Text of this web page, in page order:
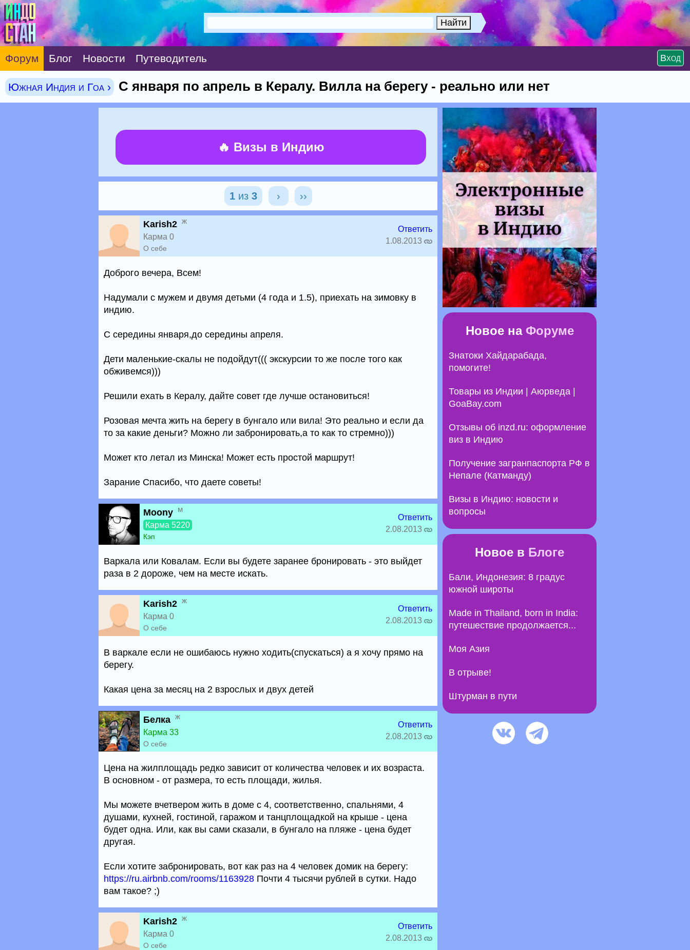
Форум Блог Новости Путеводитель Вход
Южная Индия и Гоа › С января по апрель в Кералу. Вилла на берегу - реально или нет
🔥 Визы в Индию
1из 3 › ››
Karish2 ж
Карма 0
О себе
Ответить
1.08.2013
Доброго вечера, Всем!
Надумали с мужем и двумя детьми (4 года и 1.5), приехать на зимовку в
индию.
С середины января,до середины апреля.
Дети маленькие-скалы не подойдут((( экскурсии то же после того как
обживемся)))
Решили ехать в Кералу, дайте совет где лучше остановиться!
Розовая мечта жить на берегу в бунгало или вила! Это реально и если да
то за какие деньги? Можно ли забронировать,а то как то стремно)))
Может кто летал из Минска! Может есть простой маршрут!
Зарание Спасибо, что даете советы!
Moony м
Карма 5220
Кэп
Ответить
2.08.2013
Варкала или Ковалам. Если вы будете заранее бронировать - это выйдет
раза в 2 дороже, чем на месте искать.
Karish2 ж
Карма 0
О себе
Ответить
2.08.2013
В варкале если не ошибаюсь нужно ходить(спускаться) а я хочу прямо на
берегу.
Какая цена за месяц на 2 взрослых и двух детей
Белка ж
Карма 33
О себе
Ответить
2.08.2013
Цена на жилплощадь редко зависит от количества человек и их возраста.
В основном - от размера, то есть площади, жилья.
Мы можете вчетвером жить в доме с 4, соответственно, спальнями, 4
душами, кухней, гостиной, гаражом и танцплощадкой на крыше - цена
будет одна. Или, как вы сами сказали, в бунгало на пляже - цена будет
другая.
Если хотите забронировать, вот как раз на 4 человек домик на берегу:
https://ru.airbnb.com/rooms/1163928 Почти 4 тысячи рублей в сутки. Надо
вам такое? ;)
Karish2 ж
Карма 0
О себе
Ответить
2.08.2013
Новое на Форуме
Знатоки Хайдарабада,
помогите!
Товары из Индии | Аюрведа |
GoaBay.com
Отзывы об inzd.ru: оформление
виз в Индию
Получение загранпаспорта РФ в
Непале (Катманду)
Визы в Индию: новости и
вопросы
Новое в Блоге
Бали, Индонезия: 8 градус
южной широты
Made in Thailand, born in India:
путешествие продолжается...
Моя Азия
В отрыве!
Штурман в пути